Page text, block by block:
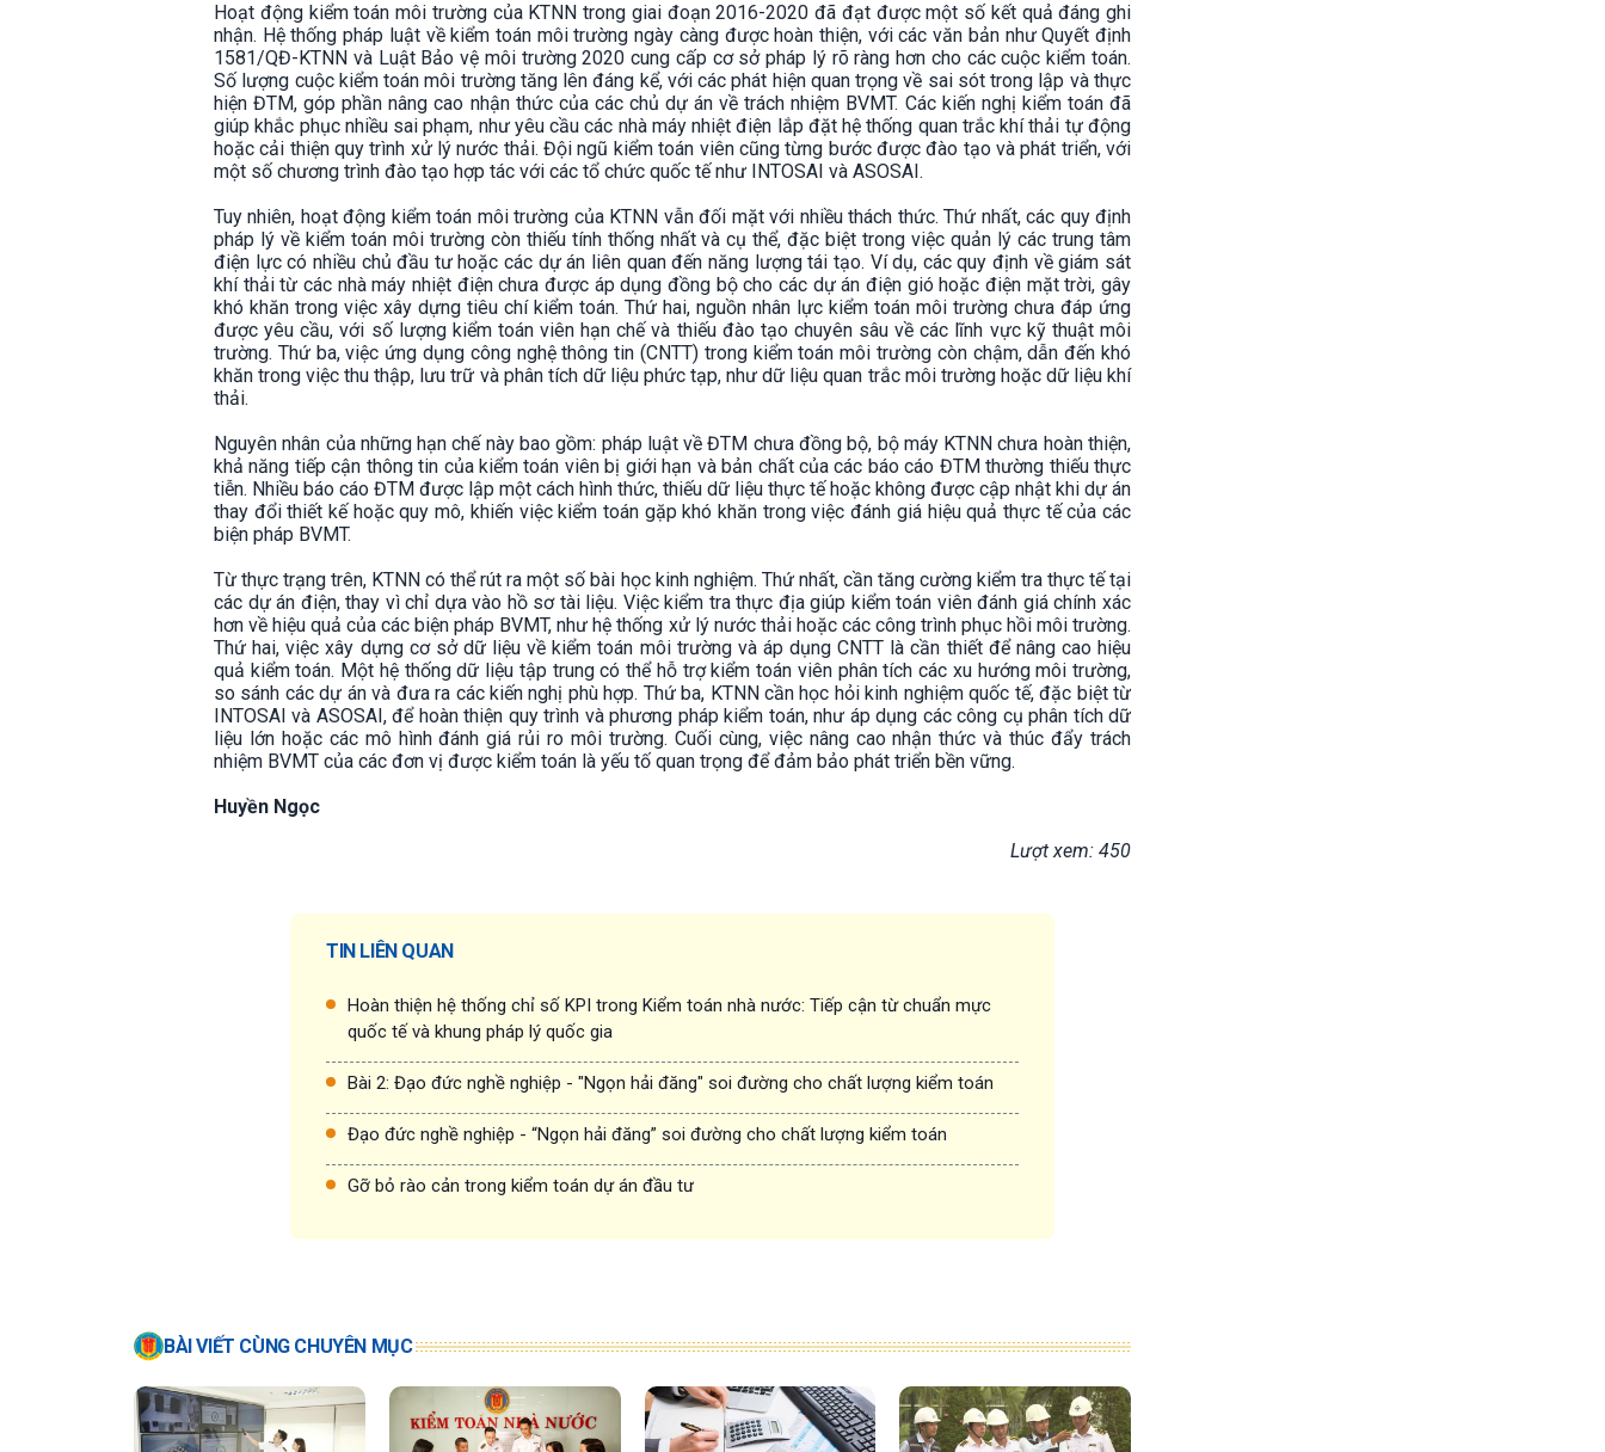
Hoạt động kiểm toán môi trường của KTNN trong giai đoạn 2016-2020 đã đạt được một số kết quả đáng ghi
nhận. Hệ thống pháp luật về kiểm toán môi trường ngày càng được hoàn thiện, với các văn bản như Quyết định
1581/QĐ-KTNN và Luật Bảo vệ môi trường 2020 cung cấp cơ sở pháp lý rõ ràng hơn cho các cuộc kiểm toán.
Số lượng cuộc kiểm toán môi trường tăng lên đáng kể, với các phát hiện quan trọng về sai sót trong lập và thực
hiện ĐTM, góp phần nâng cao nhận thức của các chủ dự án về trách nhiệm BVMT. Các kiến nghị kiểm toán đã
giúp khắc phục nhiều sai phạm, như yêu cầu các nhà máy nhiệt điện lắp đặt hệ thống quan trắc khí thải tự động
hoặc cải thiện quy trình xử lý nước thải. Đội ngũ kiểm toán viên cũng từng bước được đào tạo và phát triển, với
một số chương trình đào tạo hợp tác với các tổ chức quốc tế như INTOSAI và ASOSAI.
Tuy nhiên, hoạt động kiểm toán môi trường của KTNN vẫn đối mặt với nhiều thách thức. Thứ nhất, các quy định
pháp lý về kiểm toán môi trường còn thiếu tính thống nhất và cụ thể, đặc biệt trong việc quản lý các trung tâm
điện lực có nhiều chủ đầu tư hoặc các dự án liên quan đến năng lượng tái tạo. Ví dụ, các quy định về giám sát
khí thải từ các nhà máy nhiệt điện chưa được áp dụng đồng bộ cho các dự án điện gió hoặc điện mặt trời, gây
khó khăn trong việc xây dựng tiêu chí kiểm toán. Thứ hai, nguồn nhân lực kiểm toán môi trường chưa đáp ứng
được yêu cầu, với số lượng kiểm toán viên hạn chế và thiếu đào tạo chuyên sâu về các lĩnh vực kỹ thuật môi
trường. Thứ ba, việc ứng dụng công nghệ thông tin (CNTT) trong kiểm toán môi trường còn chậm, dẫn đến khó
khăn trong việc thu thập, lưu trữ và phân tích dữ liệu phức tạp, như dữ liệu quan trắc môi trường hoặc dữ liệu khí
thải.
Nguyên nhân của những hạn chế này bao gồm: pháp luật về ĐTM chưa đồng bộ, bộ máy KTNN chưa hoàn thiện,
khả năng tiếp cận thông tin của kiểm toán viên bị giới hạn và bản chất của các báo cáo ĐTM thường thiếu thực
tiễn. Nhiều báo cáo ĐTM được lập một cách hình thức, thiếu dữ liệu thực tế hoặc không được cập nhật khi dự án
thay đổi thiết kế hoặc quy mô, khiến việc kiểm toán gặp khó khăn trong việc đánh giá hiệu quả thực tế của các
biện pháp BVMT.
Từ thực trạng trên, KTNN có thể rút ra một số bài học kinh nghiệm. Thứ nhất, cần tăng cường kiểm tra thực tế tại
các dự án điện, thay vì chỉ dựa vào hồ sơ tài liệu. Việc kiểm tra thực địa giúp kiểm toán viên đánh giá chính xác
hơn về hiệu quả của các biện pháp BVMT, như hệ thống xử lý nước thải hoặc các công trình phục hồi môi trường.
Thứ hai, việc xây dựng cơ sở dữ liệu về kiểm toán môi trường và áp dụng CNTT là cần thiết để nâng cao hiệu
quả kiểm toán. Một hệ thống dữ liệu tập trung có thể hỗ trợ kiểm toán viên phân tích các xu hướng môi trường,
so sánh các dự án và đưa ra các kiến nghị phù hợp. Thứ ba, KTNN cần học hỏi kinh nghiệm quốc tế, đặc biệt từ
INTOSAI và ASOSAI, để hoàn thiện quy trình và phương pháp kiểm toán, như áp dụng các công cụ phân tích dữ
liệu lớn hoặc các mô hình đánh giá rủi ro môi trường. Cuối cùng, việc nâng cao nhận thức và thúc đẩy trách
nhiệm BVMT của các đơn vị được kiểm toán là yếu tố quan trọng để đảm bảo phát triển bền vững.
Huyền Ngọc
Lượt xem: 450
TIN LIÊN QUAN
Hoàn thiện hệ thống chỉ số KPI trong Kiểm toán nhà nước: Tiếp cận từ chuẩn mực
quốc tế và khung pháp lý quốc gia
Bài 2: Đạo đức nghề nghiệp - "Ngọn hải đăng" soi đường cho chất lượng kiểm toán
Đạo đức nghề nghiệp - “Ngọn hải đăng” soi đường cho chất lượng kiểm toán
Gỡ bỏ rào cản trong kiểm toán dự án đầu tư
BÀI VIẾT CÙNG CHUYÊN MỤC